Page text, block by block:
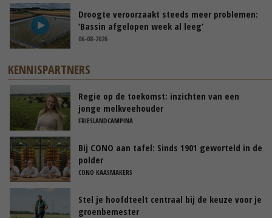
Droogte veroorzaakt steeds meer problemen:
‘Bassin afgelopen week al leeg’
06-08-2026
KENNISPARTNERS
Regie op de toekomst: inzichten van een
jonge melkveehouder
FRIESLANDCAMPINA
Bij CONO aan tafel: Sinds 1901 geworteld in de
polder
CONO KAASMAKERS
Stel je hoofdteelt centraal bij de keuze voor je
groenbemester